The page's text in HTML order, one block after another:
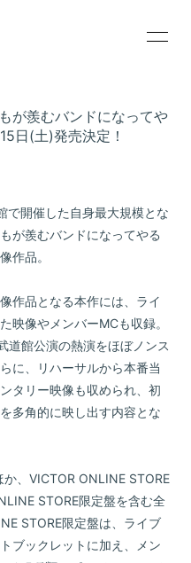
が羨むバンドになってや
日(土)発売決定！
開催した自身最大規模とな
が羨むバンドになってやる
作品。
作品となる本作には、ライ
映像やメンバーMCも収録。
道館公演の熱演をほぼノンス
に、リハーサルから本番当
タリー映像も収められ、初
多角的に映し出す内容とな
、VICTOR ONLINE STORE
STORE限定盤を含む全
STORE限定盤は、ライブ
ブックレットに加え、メン